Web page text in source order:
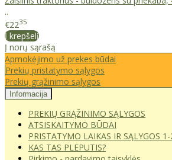
..
€2235
Į krepšelį
Į norų sąrašą
Apmokėjimo už prekes būdai
Prekių pristatymo sąlygos
Prekių grąžinimo sąlygos
Informacija
PREKIŲ GRĄŽINIMO SĄLYGOS
ATSISKAITYMO BŪDAI
PRISTATYMO LAIKAS IR SĄLYGOS
KAS TAS PLEPUTIS?